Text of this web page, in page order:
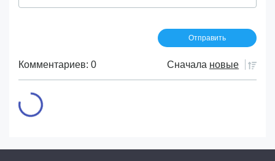
Комментариев: 0 Сначала новые